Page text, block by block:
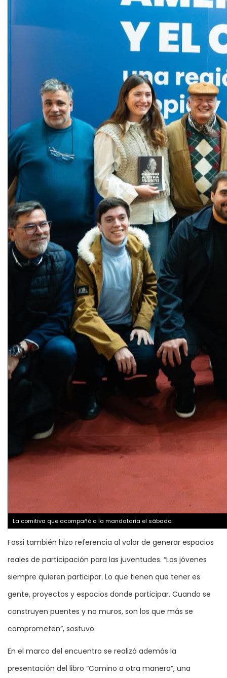
La comitiva que acompañó a la mandataria el sábado.
Fassi también hizo referencia al valor de generar espacios
reales de participación para las juventudes. “Los jóvenes
siempre quieren participar. Lo que tienen que tener es
gente, proyectos y espacios donde participar. Cuando se
construyen puentes y no muros, son los que más se
comprometen”, sostuvo.
En el marco del encuentro se realizó además la
presentación del libro “Camino a otra manera”, una